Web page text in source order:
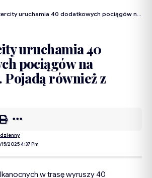
uruchamia 40 dodatkowych pociągów na Wielkanoc. Pojadą również z Krakowa
uruchamia 40
pociągów na
Pojadą również z
2025 4:37 Pm
w trasę wyruszy 40